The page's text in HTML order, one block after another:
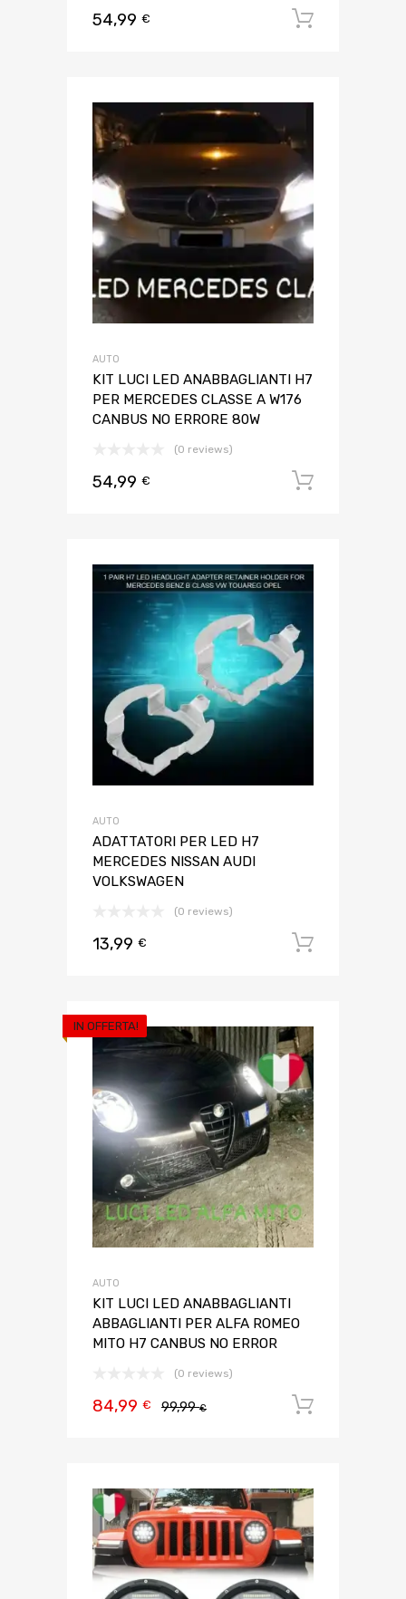
54,99 €
AUTO
KIT LUCI LED ANABBAGLIANTI H7
PER MERCEDES CLASSE A W176
CANBUS NO ERRORE 80W
(0 reviews)
54,99 €
AUTO
ADATTATORI PER LED H7
MERCEDES NISSAN AUDI
VOLKSWAGEN
(0 reviews)
13,99 €
IN OFFERTA!
AUTO
KIT LUCI LED ANABBAGLIANTI
ABBAGLIANTI PER ALFA ROMEO
MITO H7 CANBUS NO ERROR
(0 reviews)
99,99€
84,99 €